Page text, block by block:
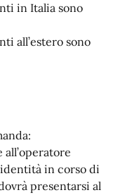
in Italia sono
all’estero sono
in corso di
presentarsi al